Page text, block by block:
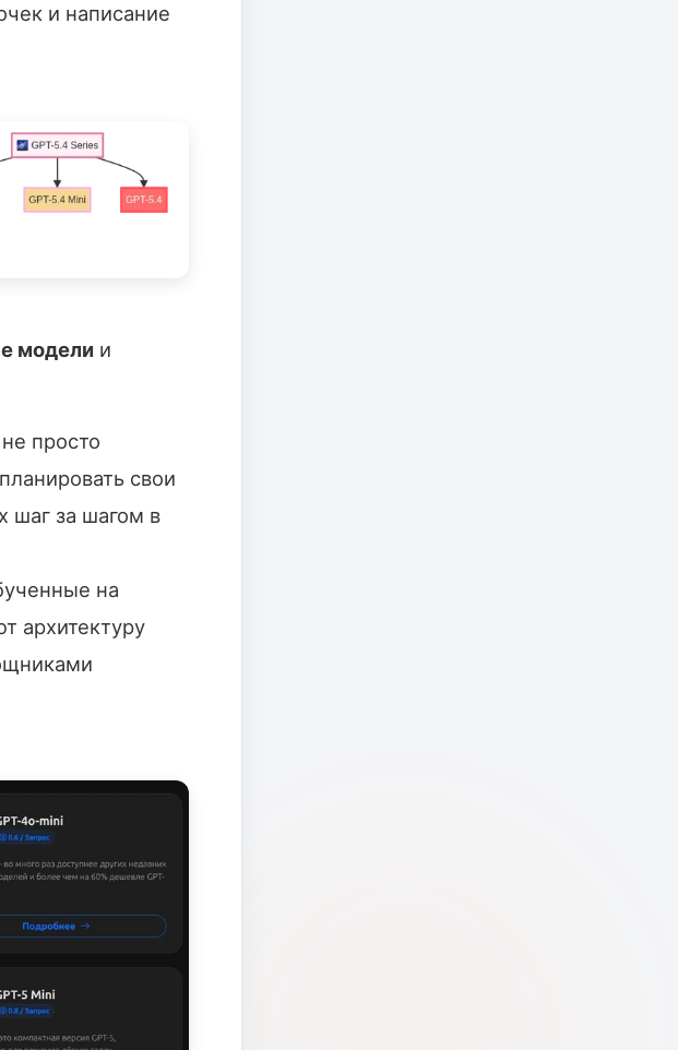
и написание
модели и
просто
свои
шаг за шагом в
на
архитектуру